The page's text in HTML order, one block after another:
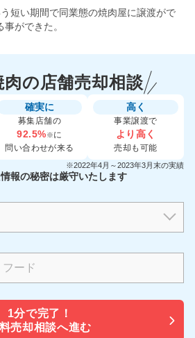
短い期間で同業態の焼肉屋に譲渡がで
ができた。
肉の店舗売却相談
確実に
募集店舗の
92.5%※に
問い合わせが来る
高く
事業譲渡で
より高く
売却も可能
※2022年4月～2023年3月末の実績
報の秘密は厳守いたします
1分で完了！
売却相談へ進む